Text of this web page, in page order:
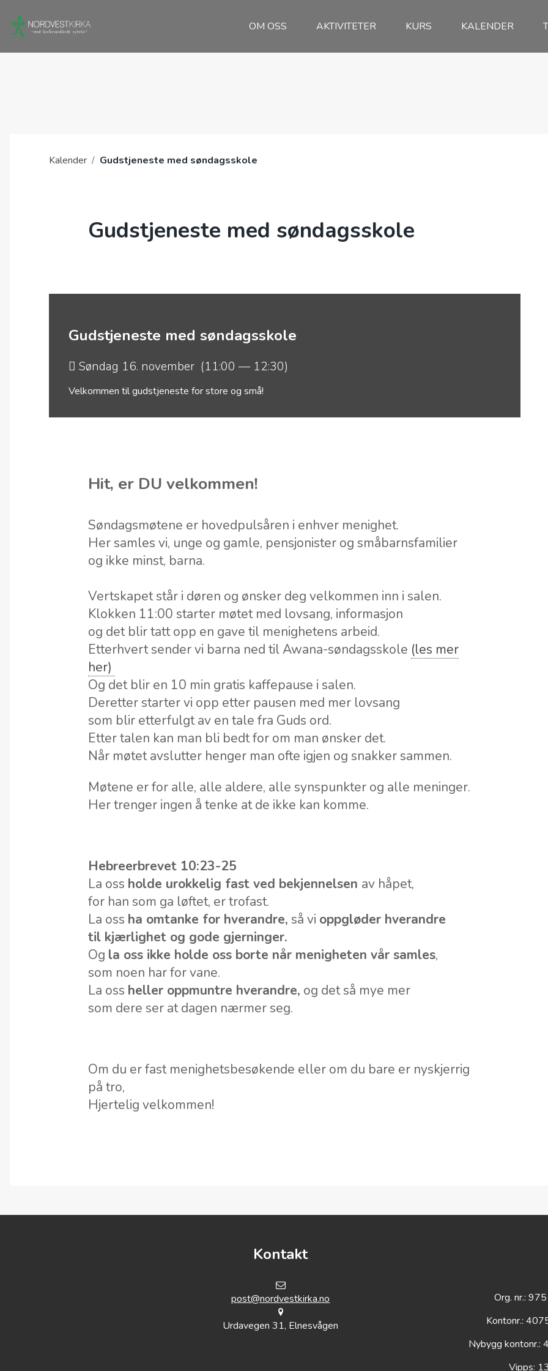
OM OSS AKTIVITETER KURS KALENDER
Kalender / Gudstjeneste med søndagsskole
Gudstjeneste med søndagsskole
Gudstjeneste med søndagsskole
Søndag 16. november (11:00 — 12:30)
Velkommen til gudstjeneste for store og små!
Hit, er DU velkommen!
Søndagsmøtene er hovedpulsåren i enhver menighet.
Her samles vi, unge og gamle, pensjonister og småbarnsfamilier
og ikke minst, barna.
Vertskapet står i døren og ønsker deg velkommen inn i salen.
Klokken 11:00 starter møtet med lovsang, informasjon
og det blir tatt opp en gave til menighetens arbeid.
Etterhvert sender vi barna ned til Awana-søndagsskole (les mer
her)
Og det blir en 10 min gratis kaffepause i salen.
Deretter starter vi opp etter pausen med mer lovsang
som blir etterfulgt av en tale fra Guds ord.
Etter talen kan man bli bedt for om man ønsker det.
Når møtet avslutter henger man ofte igjen og snakker sammen.
Møtene er for alle, alle aldere, alle synspunkter og alle meninger.
Her trenger ingen å tenke at de ikke kan komme.
Hebreerbrevet 10:23-25
La oss holde urokkelig fast ved bekjennelsen av håpet,
for han som ga løftet, er trofast.
La oss ha omtanke for hverandre, så vi oppgløder hverandre
til kjærlighet og gode gjerninger.
Og la oss ikke holde oss borte når menigheten vår samles,
som noen har for vane.
La oss heller oppmuntre hverandre, og det så mye mer
som dere ser at dagen nærmer seg.
Om du er fast menighetsbesøkende eller om du bare er nyskjerrig
på tro,
Hjertelig velkommen!
Kontakt
post@nordvestkirka.no
Urdavegen 31, Elnesvågen
Org. nr.:
Kontonr.:
Nybygg
Vipps: